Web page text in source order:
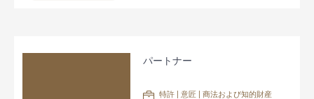
パートナー
特許 | 意匠 | 商法および知的財産